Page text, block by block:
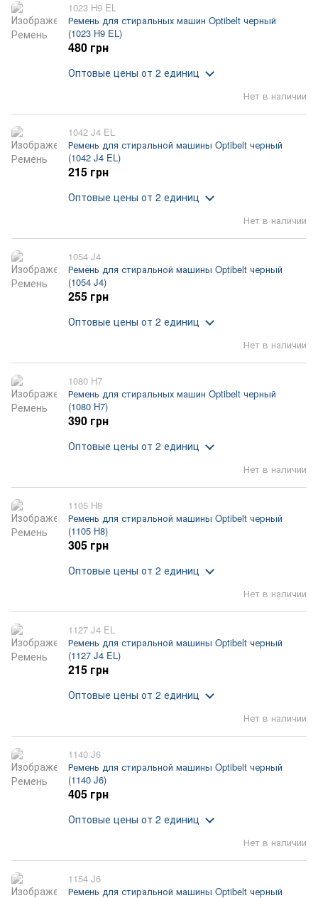
1023 H9 EL
Ремень для стиральных машин Optibelt черный
(1023 H9 EL)
Нет в наличии
480 грн
Оптовые цены от 2 единиц
1042 J4 EL
Ремень для стиральной машины Optibelt черный
(1042 J4 EL)
Нет в наличии
215 грн
Оптовые цены от 2 единиц
1054 J4
Ремень для стиральной машины Optibelt черный
(1054 J4)
Нет в наличии
255 грн
Оптовые цены от 2 единиц
1080 H7
Ремень для стиральных машин Optibelt черный
(1080 H7)
Нет в наличии
390 грн
Оптовые цены от 2 единиц
1105 H8
Ремень для стиральной машины Optibelt черный
(1105 H8)
Нет в наличии
305 грн
Оптовые цены от 2 единиц
1127 J4 EL
Ремень для стиральной машины Optibelt черный
(1127 J4 EL)
Нет в наличии
215 грн
Оптовые цены от 2 единиц
1140 J6
Ремень для стиральной машины Optibelt черный
(1140 J6)
Нет в наличии
405 грн
Оптовые цены от 2 единиц
1154 J6
Ремень для стиральной машины Optibelt черный